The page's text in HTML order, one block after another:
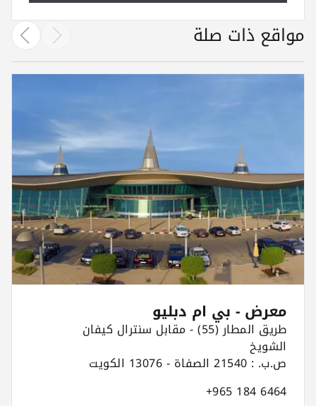
مواقع ذات صلة
معرض - بي ام دبليو
طريق المطار (55) - مقابل سنترال كيفان
الشويخ
ص.ب. : 21540 الصفاة - 13076 الكويت
+965 184 6464